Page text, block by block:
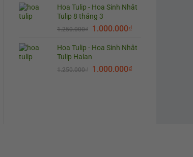
Hoa Tulip - Hoa Sinh Nhât
Tulip 8 tháng 3
1.250.000₫ 1.000.000₫
Hoa Tulip - Hoa Sinh Nhât
Tulip Halan
1.250.000₫ 1.000.000₫